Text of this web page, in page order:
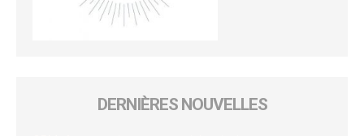
DERNIÈRES NOUVELLES